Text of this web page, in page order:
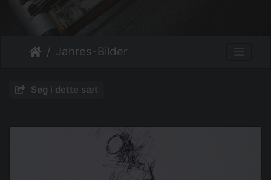
Jahres-Bilder
Søg i dette sæt